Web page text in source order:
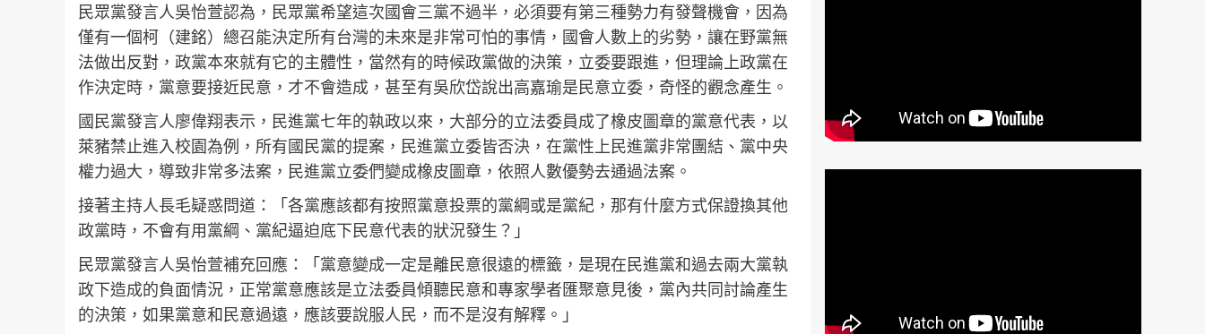
民眾黨發言人吳怡萱認為，民眾黨希望這次國會三黨不過半，必須要有第三種勢力有發聲機會，因為
僅有一個柯（建銘）總召能決定所有台灣的未來是非常可怕的事情，國會人數上的劣勢，讓在野黨無
法做出反對，政黨本來就有它的主體性，當然有的時候政黨做的決策，立委要跟進，但理論上政黨在
作決定時，黨意要接近民意，才不會造成，甚至有吳欣岱說出高嘉瑜是民意立委，奇怪的觀念產生。
國民黨發言人廖偉翔表示，民進黨七年的執政以來，大部分的立法委員成了橡皮圖章的黨意代表，以
萊豬禁止進入校園為例，所有國民黨的提案，民進黨立委皆否決，在黨性上民進黨非常團結、黨中央
權力過大，導致非常多法案，民進黨立委們變成橡皮圖章，依照人數優勢去通過法案。
接著主持人長毛疑惑問道：「各黨應該都有按照黨意投票的黨綱或是黨紀，那有什麼方式保證換其他
政黨時，不會有用黨綱、黨紀逼迫底下民意代表的狀況發生？」
民眾黨發言人吳怡萱補充回應：「黨意變成一定是離民意很遠的標籤，是現在民進黨和過去兩大黨執
政下造成的負面情況，正常黨意應該是立法委員傾聽民意和專家學者匯聚意見後，黨內共同討論產生
的決策，如果黨意和民意過遠，應該要說服人民，而不是沒有解釋。」